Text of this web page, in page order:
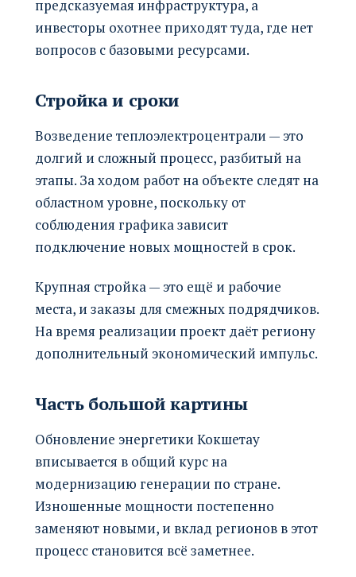
предсказуемая инфраструктура, а
инвесторы охотнее приходят туда, где нет
вопросов с базовыми ресурсами.
Стройка и сроки
Возведение теплоэлектроцентрали — это
долгий и сложный процесс, разбитый на
этапы. За ходом работ на объекте следят на
областном уровне, поскольку от
соблюдения графика зависит
подключение новых мощностей в срок.
Крупная стройка — это ещё и рабочие
места, и заказы для смежных подрядчиков.
На время реализации проект даёт региону
дополнительный экономический импульс.
Часть большой картины
Обновление энергетики Кокшетау
вписывается в общий курс на
модернизацию генерации по стране.
Изношенные мощности постепенно
заменяют новыми, и вклад регионов в этот
процесс становится всё заметнее.